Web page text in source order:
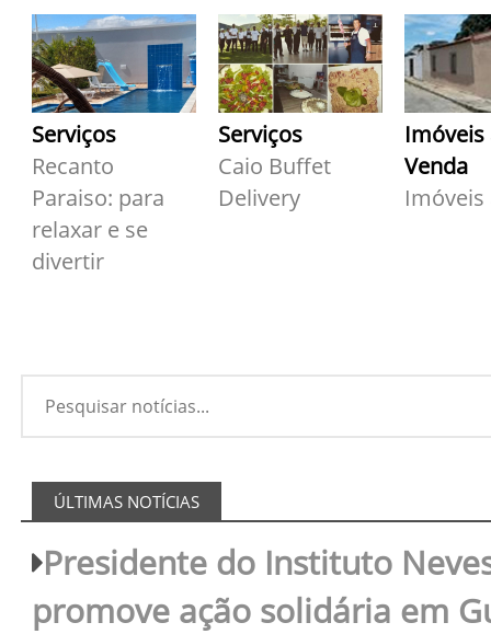
Serviços
Recanto
Paraiso: para
relaxar e se
divertir
Serviços
Caio Buffet
Delivery
Imóveis
Venda
Imóveis
ÚLTIMAS NOTÍCIAS
Presidente do Instituto
promove ação solidária em